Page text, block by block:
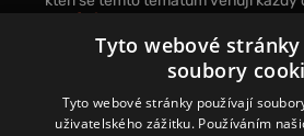
k prohloubení vašich znalostí.
Tyto webové
soubory
Tyto webové stránky používají
uživatelského zážitku. Používáním